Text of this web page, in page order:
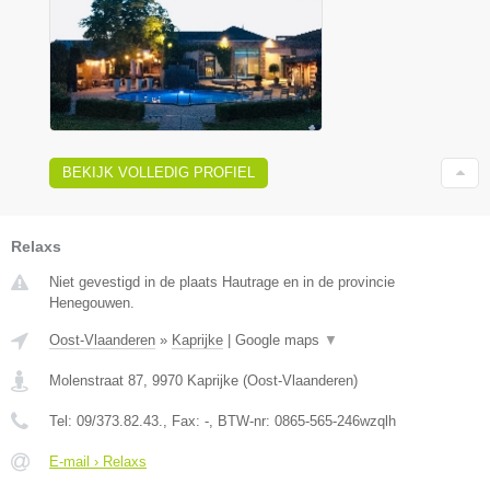
BEKIJK VOLLEDIG PROFIEL
Relaxs
Niet gevestigd in de plaats Hautrage en in de provincie
Henegouwen.
Oost-Vlaanderen » Kaprijke | Google maps ▼
Molenstraat 87 9970 Kaprijke (Oost-Vlaanderen)
Tel: 09/373.82.43. , Fax: - , BTW-nr: 0865-565-246wzqlh
E-mail › Relaxs